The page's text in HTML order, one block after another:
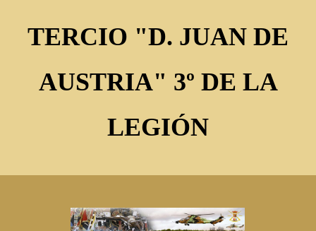
contenidoTERCIO "D. JUAN DE
AUSTRIA" 3º DE LA
LEGIÓN